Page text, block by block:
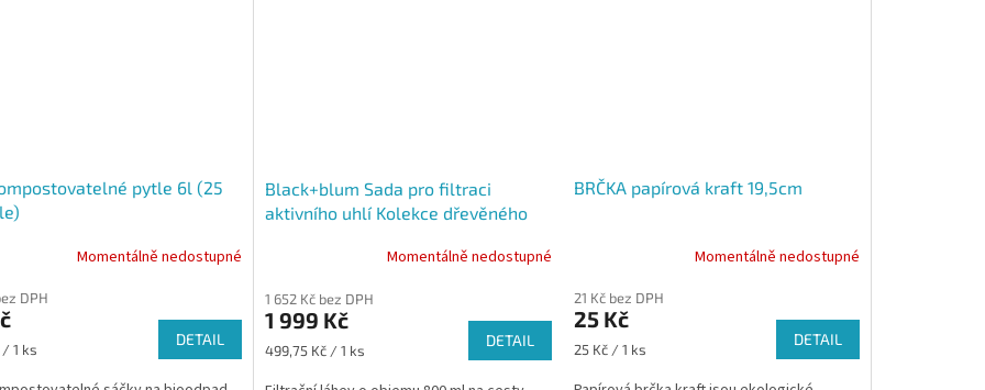
pytle 6l (25
Momentálně nedostupné
DPH
/ 1 ks
DETAIL
Black+blum Sada pro filtraci
aktivního uhlí Kolekce dřevěného
Momentálně nedostupné
1 652 Kč bez DPH
1 999 Kč
Měrná
499,75 Kč / 1 ks
DETAIL
BRČKA papírová kraft 19,5cm
Momentálně nedostupné
21 Kč bez DPH
25 Kč
Měrná
25 Kč / 1 ks
DETAIL